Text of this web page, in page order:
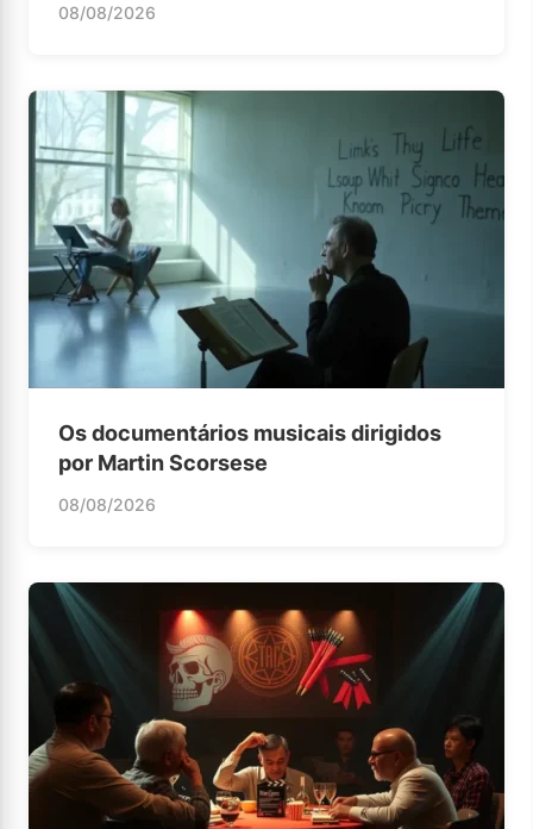
08/08/2026
Os documentários musicais dirigidos
por Martin Scorsese
08/08/2026